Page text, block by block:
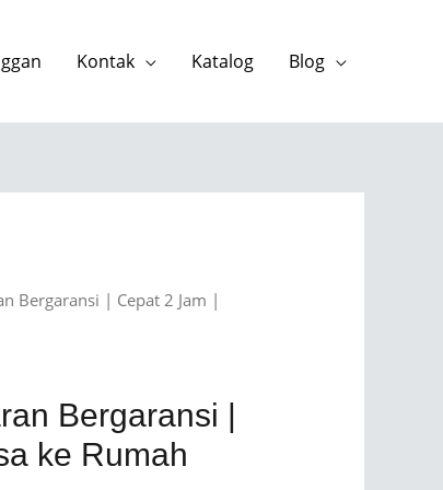
Kontak Katalog Blog
Bergaransi | Cepat 2 Jam |
Bergaransi |
ke Rumah